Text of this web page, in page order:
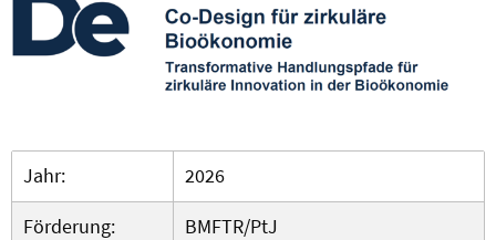
Jahr:
2026
Förderung:
BMFTR/PtJ